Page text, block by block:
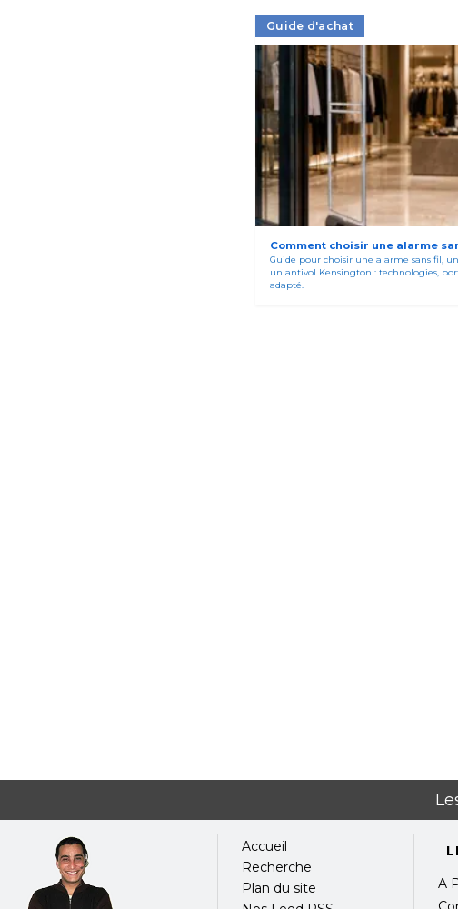
Guide d'achat
Comment choisir une alarme
Guide pour choisir une alarme sans fil,
un antivol Kensington : technologies,
adapté.
Accueil
Recherche
Plan du site
A